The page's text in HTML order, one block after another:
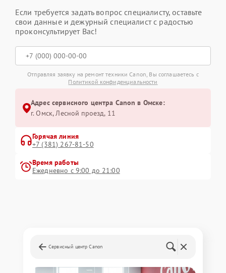
Если требуется задать вопрос специалисту, оставьте
свои данные и дежурный специалист с радостью
проконсультирует Вас!
Отправляя заявку на ремонт техники Canon, Вы соглашаетесь с
Политикой конфиденциальности
Адрес сервисного центра Canon в Омске:
г. Омск, ​Лесной проезд, 11
Горячая линия
+7 (381) 267-81-50
Время работы
Ежедневно с 9:00 до 21:00
Сервисный центр Canon